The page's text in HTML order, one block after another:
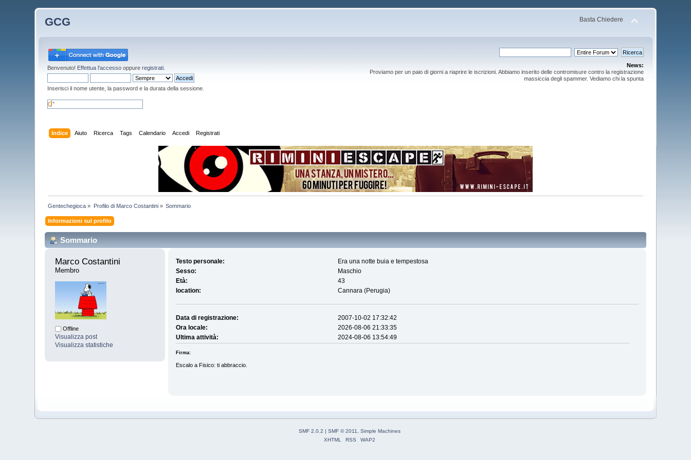
GCG Basta Chiedere
Benvenuto! Effettua l'accesso oppureregistrati
Inserisci il nome utente, la password e la durata della sessione.
News:
Proviamo per un paio di giorni a riaprire le iscrizioni. Abbiamo inserito delle contromisure contro la registrazione
massiccia degli spammer. Vediamo chi la spunta
Indice Aiuto Ricerca Tags Calendario Accedi Registrati
Gentechegioca » Profilo di Marco Costantini» Sommario
Informazioni sul profilo
Sommario
Marco Costantini
Membro
Offline
Visualizza post
Visualizza statistiche
Testo personale:
Era una notte buia e tempestosa
Sesso:
Maschio
Età:
43
location:
Cannara (Perugia)
Data di registrazione:
2007-10-02 17:32:42
Ora locale:
2026-08-06 21:33:35
Ultima attività:
2024-08-06 13:54:49
Firma:
Escalo a Fisico: ti abbraccio.
SMF 2.0.2 | SMF © 2011
Simple Machines
XHTML
RSS WAP2